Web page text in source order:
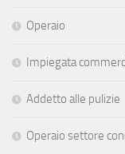
Operaio
Impiegata
Addetto alle pulizie
Operaio settore